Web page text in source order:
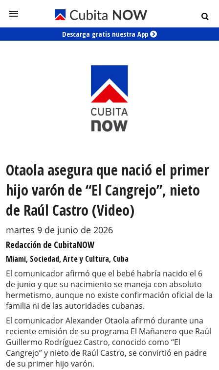
Descarga gratis nuestra App
Otaola asegura que nació el primer
hijo varón de “El Cangrejo”, nieto
de Raúl Castro (Video)
martes 9 de junio de 2026
Redacción de CubitaNOW
Miami, Sociedad, Arte y Cultura, Cuba
El comunicador afirmó que el bebé habría nacido el 6
de junio y que su nacimiento se maneja con absoluto
hermetismo, aunque no existe confirmación oficial de la
familia ni de las autoridades cubanas.
El comunicador Alexander Otaola afirmó durante una
reciente emisión de su programa El Mañanero que Raúl
Guillermo Rodríguez Castro, conocido como “El
Cangrejo” y nieto de Raúl Castro, se convirtió en padre
de su primer hijo varón.